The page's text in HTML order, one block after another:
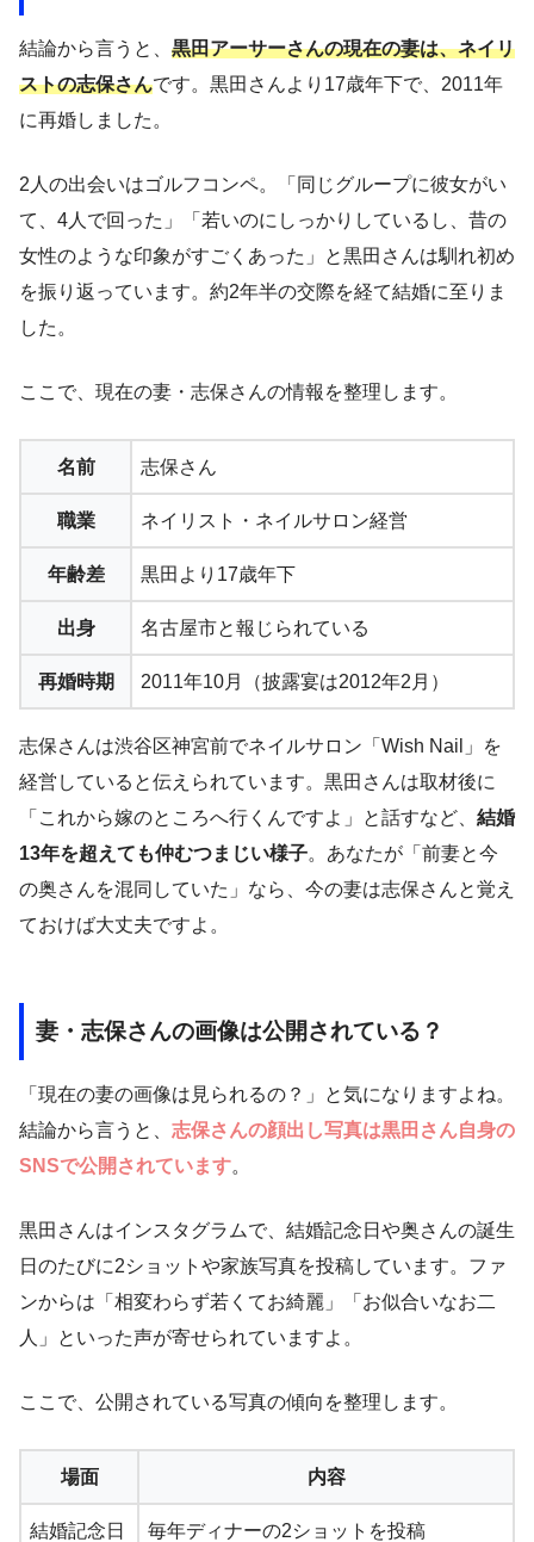
結論から言うと、 黒田アーサーさんの現在の妻は、ネイリ
ストの志保さんです。黒田さんより17歳年下で、2011年
に再婚しました。
2人の出会いはゴルフコンペ。「同じグループに彼女がい
て、4人で回った」「若いのにしっかりしているし、昔の
女性のような印象がすごくあった」と黒田さんは馴れ初め
を振り返っています。約2年半の交際を経て結婚に至りま
した。
ここで、現在の妻・志保さんの情報を整理します。
名前 志保さん
職業 ネイリスト・ネイルサロン経営
年齢差 黒田より17歳年下
出身 名古屋市と報じられている
再婚時期 2011年10月（披露宴は2012年2月）
志保さんは渋谷区神宮前でネイルサロン「Wish Nail」を
経営していると伝えられています。黒田さんは取材後に
「これから嫁のところへ行くんですよ」と話すなど、 結婚
13年を超えても仲むつまじい様子。あなたが「前妻と今
の奥さんを混同していた」なら、今の妻は志保さんと覚え
ておけば大丈夫ですよ。
妻・志保さんの画像は公開されている？
「現在の妻の画像は見られるの？」と気になりますよね。
結論から言うと、 志保さんの顔出し写真は黒田さん自身の
SNSで公開されています。
黒田さんはインスタグラムで、結婚記念日や奥さんの誕生
日のたびに2ショットや家族写真を投稿しています。ファ
ンからは「相変わらず若くてお綺麗」「お似合いなお二
人」といった声が寄せられていますよ。
ここで、公開されている写真の傾向を整理します。
場面 内容
結婚記念日 毎年ディナーの2ショットを投稿